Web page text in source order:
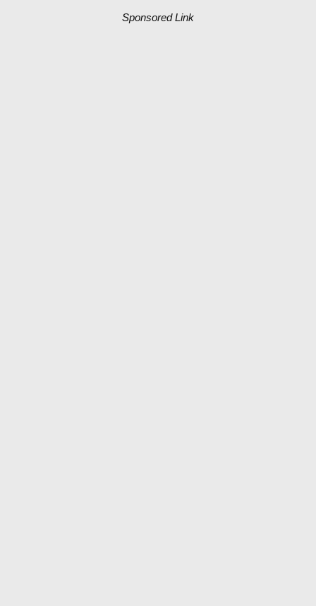
Sponsored Link